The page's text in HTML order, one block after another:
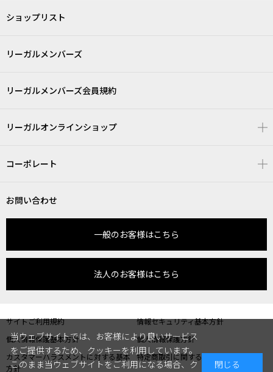
ショップリスト
リーガルメンバーズ
リーガルメンバーズ会員規約
リーガルオンラインショップ
コーポレート
お問い合わせ
一般のお客様はこちら
法人のお客様はこちら
サイトご利用規約
情報セキュリティ基本方針
個人情報保護基本方針
個人情報保護方針
カスタマーハラスメントに対する基本
方針
特定商取引に関する表記
当ウェブサイトでは、お客様により良いサービス
をご提供するため、クッキーを利用しています。
このまま当ウェブサイトをご利用になる場合、ク
閉じる